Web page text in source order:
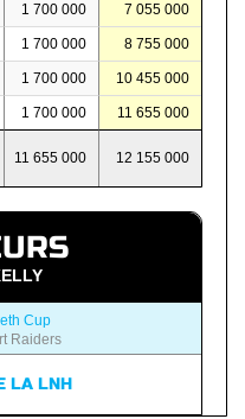
1 700 000 7 055 000
1 700 000 8 755 000
1 700 000 10 455 000
1 700 000 11 655 000
11 655 000 12 155 000
Cup
Raiders
LA LNH